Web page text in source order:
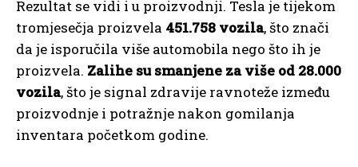
Rezultat se vidi i u proizvodnji. Tesla je tijekom
tromjesečja proizvela 451.758 vozila, što znači
da je isporučila više automobila nego što ih je
proizvela. Zalihe su smanjene za više od 28.000
vozila, što je signal zdravije ravnoteže između
proizvodnje i potražnje nakon gomilanja
inventara početkom godine.